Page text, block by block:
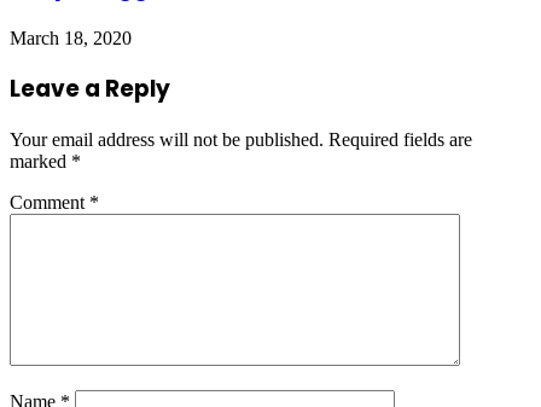
March 18, 2020
Leave a Reply
Your email address will not be published. Required fields are
marked *
Comment *
Name *